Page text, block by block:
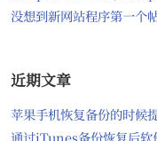
没想到新网站程序第一个
近期文章
苹果手机恢复备份的时